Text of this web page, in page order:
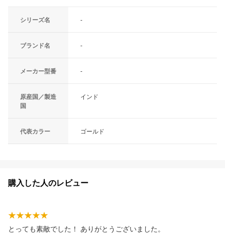
シリーズ名 -
ブランド名 -
メーカー型番 -
原産国／製造
国
インド
代表カラー ゴールド
購入した人のレビュー
とっても素敵でした！ ありがとうございました。